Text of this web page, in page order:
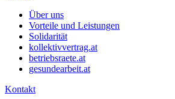
Über uns
Vorteile und Leistungen
Solidarität
kollektivvertrag.at
betriebsraete.at
gesundearbeit.at
Kontakt